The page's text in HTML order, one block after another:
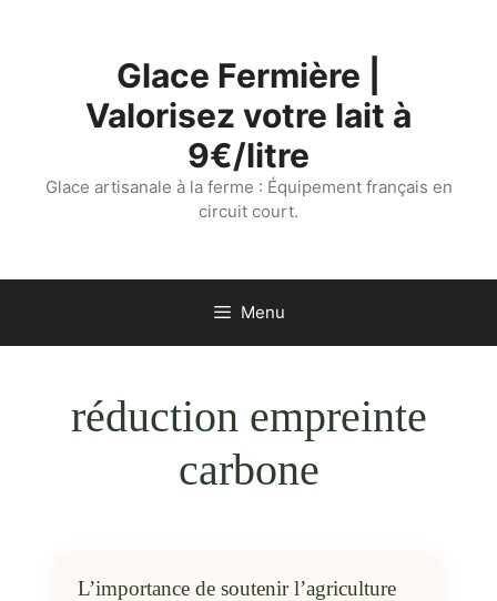
Glace Fermière |
Valorisez votre lait à
9€/litre
Glace artisanale à la ferme : Équipement français en
circuit court.
Menu
réduction empreinte
carbone
L’importance de soutenir l’agriculture